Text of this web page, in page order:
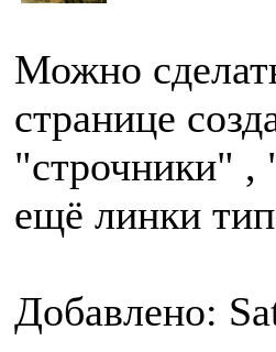
Можно
странице
"строчники" ,
ещё линки
Добавлено: